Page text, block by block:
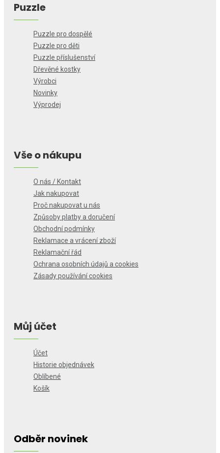
Puzzle
Puzzle pro dospělé
Puzzle pro děti
Puzzle příslušenství
Dřevěné kostky
Výrobci
Novinky
Výprodej
Vše o nákupu
O nás / Kontakt
Jak nakupovat
Proč nakupovat u nás
Způsoby platby a doručení
Obchodní podmínky
Reklamace a vrácení zboží
Reklamační řád
Ochrana osobních údajů a cookies
Zásady používání cookies
Můj účet
Účet
Historie objednávek
Oblíbené
Košík
Odběr novinek